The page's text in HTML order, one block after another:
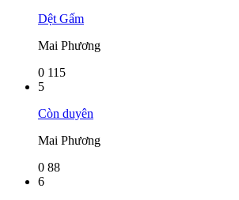
Dệt Gấm
Mai Phương
0 115
5
Còn duyên
Mai Phương
0 88
6